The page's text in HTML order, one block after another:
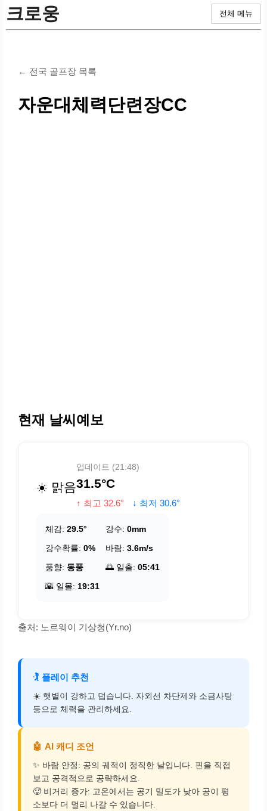
크로웅 전체 메뉴
← 전국 골프장 목록
자운대체력단련장CC
현재 날씨예보
☀️ 맑음
업데이트 (21:48)
31.5°C
↑ 최고 32.6° ↓ 최저 30.6°
체감: 29.5° 강수: 0mm
강수확률: 0% 바람: 3.6m/s
풍향: 동풍 🌅 일출: 05:41
🌇 일몰: 19:31
출처: 노르웨이 기상청(Yr.no)
🏌️ 플레이 추천
☀️ 햇볕이 강하고 덥습니다. 자외선 차단제와 소금사탕
등으로 체력을 관리하세요.
🤖 AI 캐디 조언
✨ 바람 안정: 공의 궤적이 정직한 날입니다. 핀을 직접
보고 공격적으로 공략하세요.
🥵 비거리 증가: 고온에서는 공기 밀도가 낮아 공이 평
소보다 더 멀리 나갈 수 있습니다.